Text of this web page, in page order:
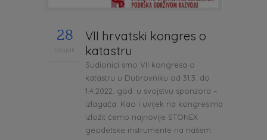
28
ožujak
VII hrvatski kongres o
katastru
Sudionici smo VII kongresa o
katastru u Dubrovniku od 31.3. do
1.4.2022. god. u svojstvu sponzora –
izlagača. Kao i uvijek na kongresima
izložit ćemo najnovije STONEX
geodetske instrumente na našem